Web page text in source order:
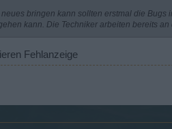
bringen kann sollten erstmal die Bugs
kann. Die Techniker arbeiten bereits
Fehlanzeige